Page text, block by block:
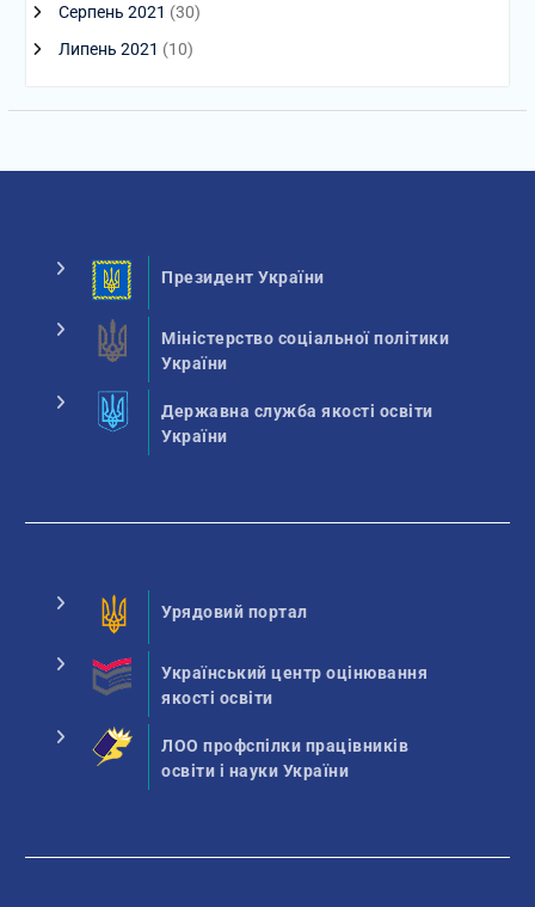
Серпень 2021 (30)
Липень 2021 (10)
Президент України
Міністерство соціальної політики
України
Державна служба якості освіти
України
Урядовий портал
Український центр оцінювання
якості освіти
ЛОО профспілки працівників
освіти і науки України